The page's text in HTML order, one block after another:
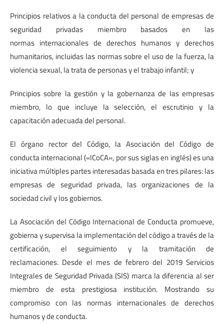
Principios relativos a la conducta del personal de empresas de
seguridad privadas miembro basados en las
normas internacionales de derechos humanos y derechos
humanitarios, incluidas las normas sobre el uso de la fuerza, la
violencia sexual, la trata de personas y el trabajo infantil; y
Principios sobre la gestión y la gobernanza de las empresas
miembro, lo que incluye la selección, el escrutinio y la
capacitación adecuada del personal.
El órgano rector del Código, la Asociación del Código de
conducta internacional («ICoCA», por sus siglas en inglés) es una
iniciativa múltiples partes interesadas basada en tres pilares: las
empresas de seguridad privada, las organizaciones de la
sociedad civil y los gobiernos.
La Asociación del Código Internacional de Conducta promueve,
gobierna y supervisa la implementación del código a través de la
certificación, el seguimiento y la tramitación de
reclamaciones. Desde el mes de febrero del 2019 Servicios
Integrales de Seguridad Privada (SIS) marca la diferencia al ser
miembro de esta prestigiosa institución. Mostrando su
compromiso con las normas internacionales de derechos
humanos y de conducta.